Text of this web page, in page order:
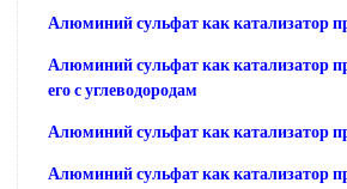
Алюминий сульфат как катализатор
Алюминий сульфат как катализатор
его с углеводородам
Алюминий сульфат как катализатор
Алюминий сульфат как катализатор